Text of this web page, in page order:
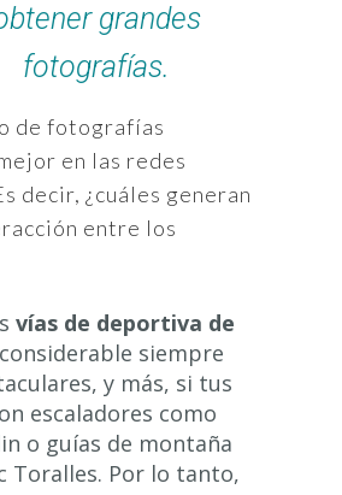
grandes
fotografías.
de fotografías
en las redes
decir, ¿cuáles generan
entre los
vías de deportiva de
considerable siempre
y más, si tus
escaladores como
o guías de montaña
Toralles. Por lo tanto,